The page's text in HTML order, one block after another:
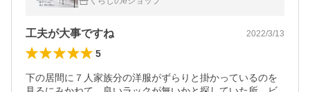
壁面収納
工夫が大事ですね 2022/3/13
5
下の居間に７人家族分の洋服がずらりと掛かっているのを